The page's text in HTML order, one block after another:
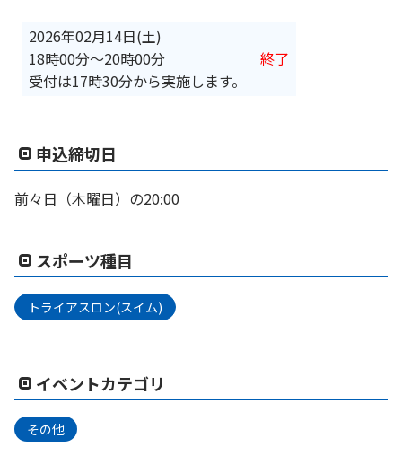
2026年02月14日(土)
18時00分〜20時00分
受付は17時30分から実施します。
終了
申込締切日
前々日（木曜日）の20:00
スポーツ種目
トライアスロン(スイム)
イベントカテゴリ
その他